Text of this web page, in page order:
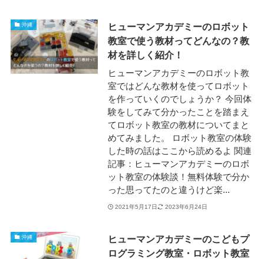
沖縄
ヒューマンアカデミーのロボット
教室で使う教材ってどんなの？教
材を詳しく紹介！
ヒューマンアカデミーのロボット教
室ではどんな教材を使ってロボット
を作っていくのでしょうか？ 今回体
験をしてみて分かったことを踏まえ
てロボット教室の教材についてまと
めてみました。 ロボット教室の体験
した時の話はここから読めるよ 関連
記事：ヒューマンアカデミーのロボ
ット教室の体験談！無料体験で分か
った思ってたのと違うけど楽...
2021年5月17日 2023年6月24日
沖縄
ヒューマンアカデミーのこどもプ
ログラミング教室・ロボット教室